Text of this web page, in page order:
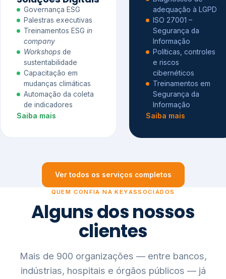
Governança ESG
Palestras executivas
Treinamentos ESG in
company
Workshops de
sustentabilidade
Capacitação em
mudanças climáticas
Automação da coleta
de indicadores
Saiba mais
adequação à LGPD
ISO 27001 –
Segurança da
Informação
Políticas, controles
e riscos
cibernéticos
Treinamentos em
Segurança da
Informação
Saiba mais
Ver todos os serviços completos
QUEM CONFIA NA KEYASSOCIADOS
Alguns dos nossos
clientes
Mais de 900 organizações — entre bancos,
indústrias, hospitais e órgãos públicos — já